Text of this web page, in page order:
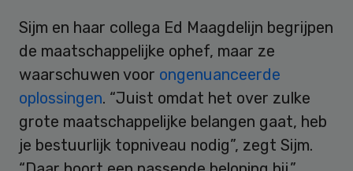
Sijm en haar collega Ed Maagdelijn begrijpen
de maatschappelijke ophef, maar ze
waarschuwen voor ongenuanceerde
oplossingen. “Juist omdat het over zulke
grote maatschappelijke belangen gaat, heb
je bestuurlijk topniveau nodig”, zegt Sijm.